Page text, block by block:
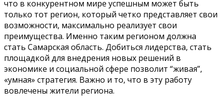
что в конкурентном мире успешным может быть
только тот регион, который четко представляет свои
возможности, максимально реализует свои
преимущества. Именно таким регионом должна
стать Самарская область. Добиться лидерства, стать
площадкой для внедрения новых решений в
экономике и социальной сфере позволит “живая”,
«умная» стратегия. Важно и то, что в эту работу
вовлечены жители региона.